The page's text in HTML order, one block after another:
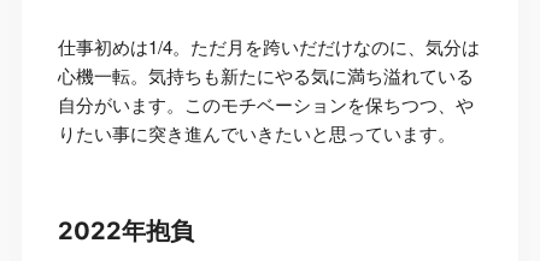
仕事初めは1/4。ただ月を跨いだだけなのに、気分は
心機一転。気持ちも新たにやる気に満ち溢れている
自分がいます。このモチベーションを保ちつつ、や
りたい事に突き進んでいきたいと思っています。
2022年抱負